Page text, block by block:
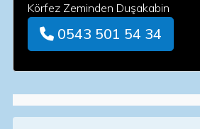
Körfez Zeminden Duşakabin
0543 501 54 34